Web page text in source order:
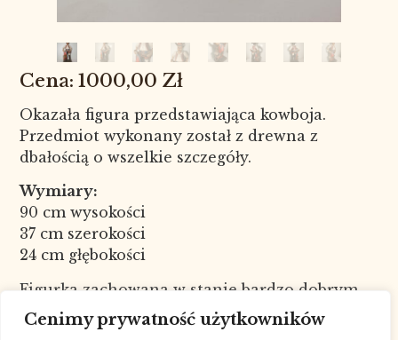
Cenimy prywatność użytkowników
1000,00 Zł
Okazała figura przedstawiająca kowboja.
Przedmiot wykonany został z drewna z
dbałością o wszelkie szczegóły.
Wymiary:
90 cm wysokości
37 cm szerokości
24 cm głębokości
Figurka zachowana w stanie bardzo dobrym.
Nr kat. 5741
W celu sprawdzenia dostępności